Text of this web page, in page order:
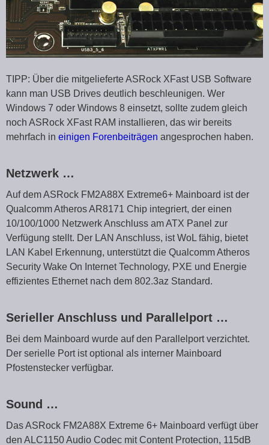
TIPP: Über die mitgelieferte ASRock XFast USB Software
kann man USB Drives deutlich beschleunigen. Wer
Windows 7 oder Windows 8 einsetzt, sollte zudem gleich
noch ASRock XFast RAM installieren, das wir bereits
mehrfach in einigen Forenbeiträgen angesprochen haben.
Netzwerk …
Auf dem ASRock FM2A88X Extreme6+ Mainboard ist der
Qualcomm Atheros AR8171 Chip integriert, der einen
10/100/1000 Netzwerk Anschluss am ATX Panel zur
Verfügung stellt. Der LAN Anschluss, ist WoL fähig, bietet
LAN Kabel Erkennung, unterstützt die Qualcomm Atheros
Security Wake On Internet Technology, PXE und Energie
effizientes Ethernet nach dem 802.3az Standard.
Serieller Anschluss und Parallelport …
Bei dem Mainboard wurde auf den Parallelport verzichtet.
Der serielle Port ist optional als interner Mainboard
Pfostenstecker verfügbar.
Sound …
Das ASRock FM2A88X Extreme 6+ Mainboard verfügt über
den ALC1150 Audio Codec mit Content Protection, 115dB